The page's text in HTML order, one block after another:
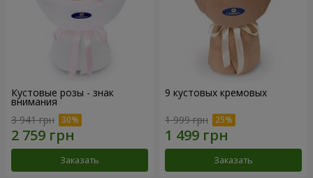
Кустовые розы - знак
внимания
3 941 грн
Заказать
9 кустовых кремовых
1 999 грн
Заказать